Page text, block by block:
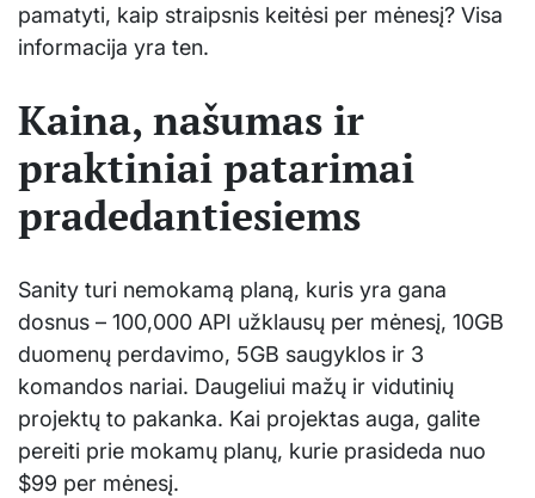
pamatyti, kaip straipsnis keitėsi per mėnesį? Visa
informacija yra ten.
Kaina, našumas ir
praktiniai patarimai
pradedantiesiems
Sanity turi nemokamą planą, kuris yra gana
dosnus – 100,000 API užklausų per mėnesį, 10GB
duomenų perdavimo, 5GB saugyklos ir 3
komandos nariai. Daugeliui mažų ir vidutinių
projektų to pakanka. Kai projektas auga, galite
pereiti prie mokamų planų, kurie prasideda nuo
$99 per mėnesį.